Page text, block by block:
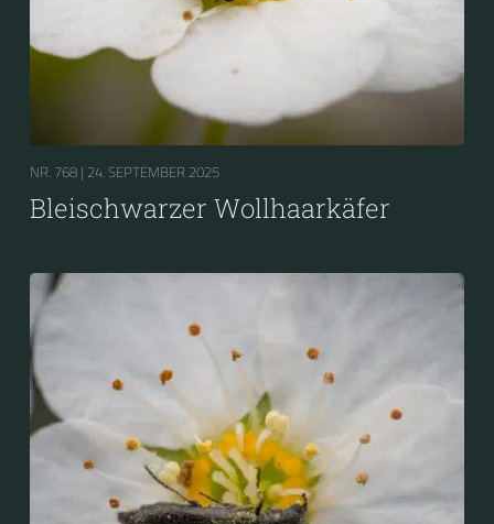
NR. 768 | 24. SEPTEMBER 2025
Bleischwarzer Wollhaarkäfer